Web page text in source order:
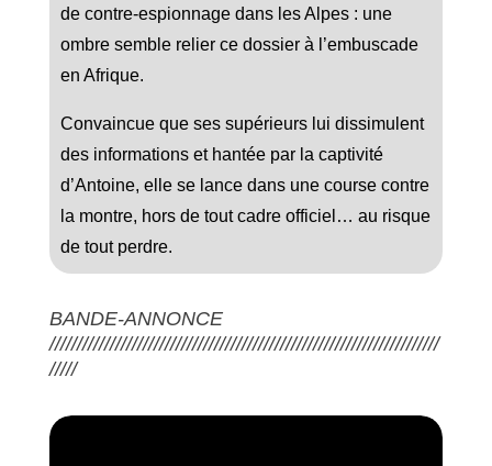
de contre-espionnage dans les Alpes : une
ombre semble relier ce dossier à l’embuscade
en Afrique.
Convaincue que ses supérieurs lui dissimulent
des informations et hantée par la captivité
d’Antoine, elle se lance dans une course contre
la montre, hors de tout cadre officiel… au risque
de tout perdre.
BANDE-ANNONCE
///////////////////////////////////////////////////////////////////////
/////